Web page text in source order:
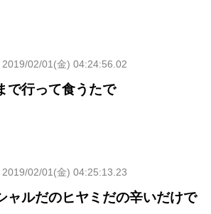
2019/02/01(金) 04:24:56.02
で行って食うたで
2019/02/01(金) 04:25:13.23
ャルだのヒヤミだの辛いだけで